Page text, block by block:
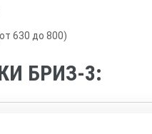
630 до 800)
БРИЗ-3: